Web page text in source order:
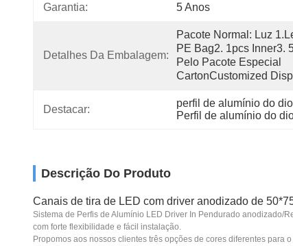
Garantia: 5 Anos
Detalhes Da Embalagem:
Pacote Normal: Luz
PE Bag2. 1pcs Inner3.
Pelo Pacote Especial
CartonCustomized
Destacar:
perfil de alumínio do
Perfil de alumínio do
Descrição Do Produto
Canais de tira de LED com driver anodizado de
Sistema de Perfis de Alumínio LED Driver In Pendurado anodizado/
com forte flexibilidade e fácil instalação.
Propomos aos nossos clientes três opções de cores diferentes